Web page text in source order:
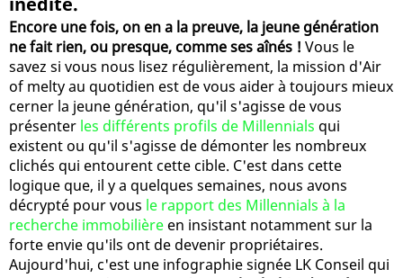
Encore une fois, on en a la preuve, la jeune génération
ne fait rien, ou presque, comme ses aînés ! Vous le
savez si vous nous lisez régulièrement, la mission d'Air
of melty au quotidien est de vous aider à toujours mieux
cerner la jeune génération, qu'il s'agisse de vous
présenter les différents profils de Millennials qui
existent ou qu'il s'agisse de démonter les nombreux
clichés qui entourent cette cible. C'est dans cette
logique que, il y a quelques semaines, nous avons
décrypté pour vous le rapport des Millennials à la
recherche immobilière en insistant notamment sur la
forte envie qu'ils ont de devenir propriétaires.
Aujourd'hui, c'est une infographie signée LK Conseil qui